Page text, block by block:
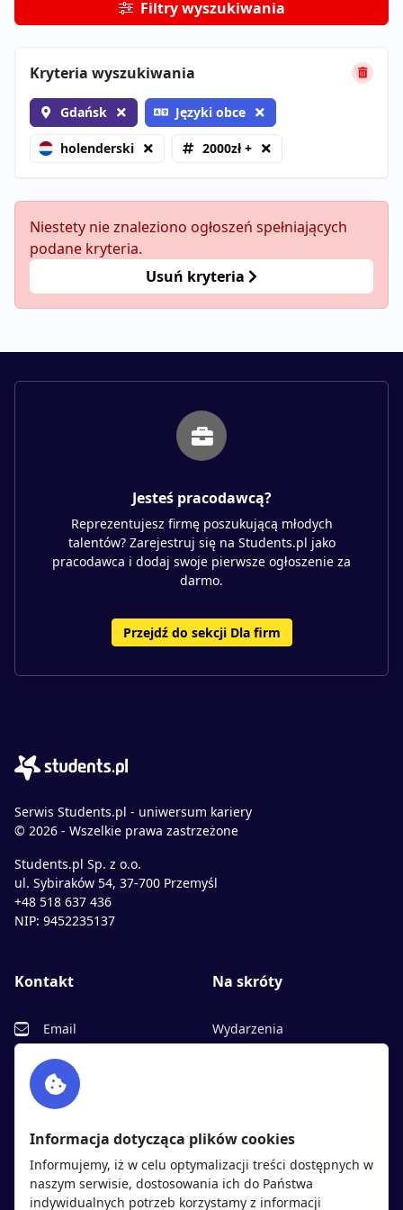
Filtry wyszukiwania
Kryteria wyszukiwania
Gdańsk Języki obce
holenderski 2000zł +
Niestety nie znaleziono ogłoszeń spełniających
podane kryteria.
Usuń kryteria
Jesteś pracodawcą?
Reprezentujesz firmę poszukującą młodych
talentów? Zarejestruj się na Students.pl jako
pracodawca i dodaj swoje pierwsze ogłoszenie za
darmo.
Przejdź do sekcji Dla firm
Serwis Students.pl - uniwersum kariery
© 2026 - Wszelkie prawa zastrzeżone
Students.pl Sp. z o.o.
ul. Sybiraków 54, 37-700 Przemyśl
+48 518 637 436
NIP: 9452235137
Kontakt
Email
Facebook
Twitter
Na skróty
Wydarzenia
Polityka cookies
Polityka prywatności
Informacja dotycząca plików cookies
Informujemy, iż w celu optymalizacji treści dostępnych w
naszym serwisie, dostosowania ich do Państwa
indywidualnych potrzeb korzystamy z informacji